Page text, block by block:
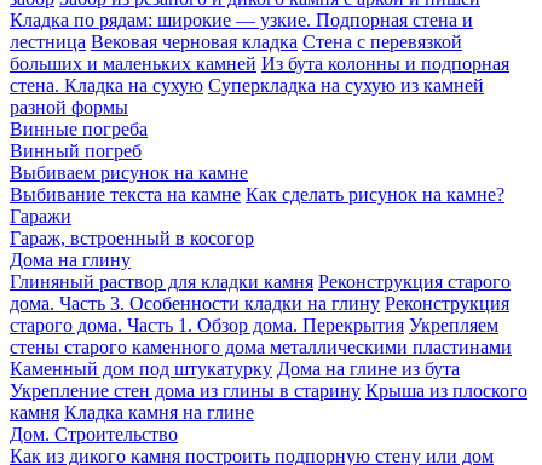
Кладка по рядам: широкие — узкие. Подпорная стена и
лестница Вековая черновая кладка Стена с перевязкой
больших и маленьких камней Из бута колонны и подпорная
стена. Кладка на сухую Суперкладка на сухую из камней
разной формы
Винные погреба
Винный погреб
Выбиваем рисунок на камне
Выбивание текста на камне Как сделать рисунок на камне?
Гаражи
Гараж, встроенный в косогор
Дома на глину
Глиняный раствор для кладки камня Реконструкция старого
дома. Часть 3. Особенности кладки на глину Реконструкция
старого дома. Часть 1. Обзор дома. Перекрытия Укрепляем
стены старого каменного дома металлическими пластинами
Каменный дом под штукатурку Дома на глине из бута
Укрепление стен дома из глины в старину Крыша из плоского
камня Кладка камня на глине
Дом. Строительство
Как из дикого камня построить подпорную стену или дом